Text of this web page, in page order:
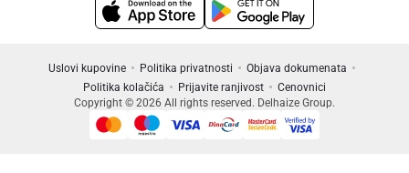
Uslovi kupovine Politika privatnosti
Objava dokumenata
Politika kolačića
Prijavite ranjivost
Cenovnici
Copyright © 2026 All rights reserved. Delhaize Group.